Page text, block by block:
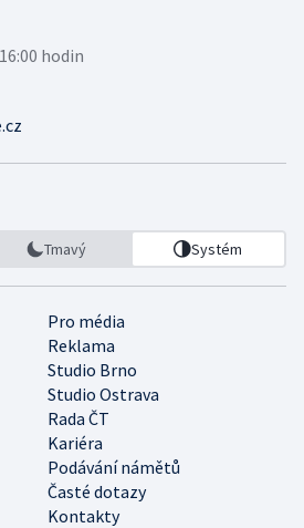
hodin
Tmavý Systém
Pro média
Reklama
Studio Brno
Studio Ostrava
Rada ČT
Kariéra
Podávání námětů
Časté dotazy
Kontakty